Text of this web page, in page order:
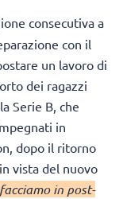
consecutiva a
con il
un lavoro di
dei ragazzi
Serie B, che
in
dopo il ritorno
vista del nuovo
in post-